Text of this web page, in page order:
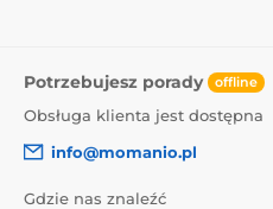
Potrzebujesz porady offline
Obsługa klienta jest dostępna
info@momanio.pl
Gdzie nas znaleźć